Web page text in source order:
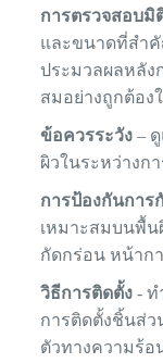
การตรวจสอบมิ
และขนาดที่สำ
ประมวลผลหลัง
สมอย่างถูกต้อง
ข้อควรระวัง– ดู
ผิวในระหว่างก
การป้องกันการ
เหมาะสมบนพื้น
กัดกร่อน หน้าก
วิธีการติดตั้ง- ท
การติดตั้งชิ้นส่
ตัวทางความร้อ